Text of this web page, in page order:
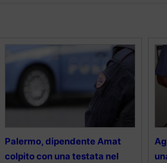
Palermo, dipendente Amat
colpito con una testata nel